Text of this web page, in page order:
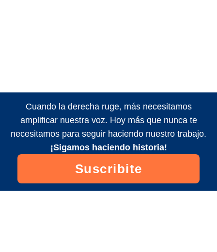
Cuando la derecha ruge, más necesitamos
amplificar nuestra voz. Hoy más que nunca te
necesitamos para seguir haciendo nuestro trabajo.
¡Sigamos haciendo historia!
Suscribite